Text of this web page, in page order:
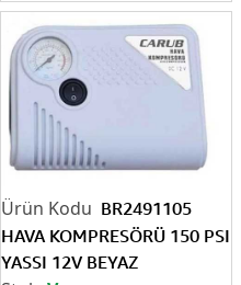
BR2491105
HAVA KOMPRESÖRÜ 150 PSI
YASSI 12V BEYAZ